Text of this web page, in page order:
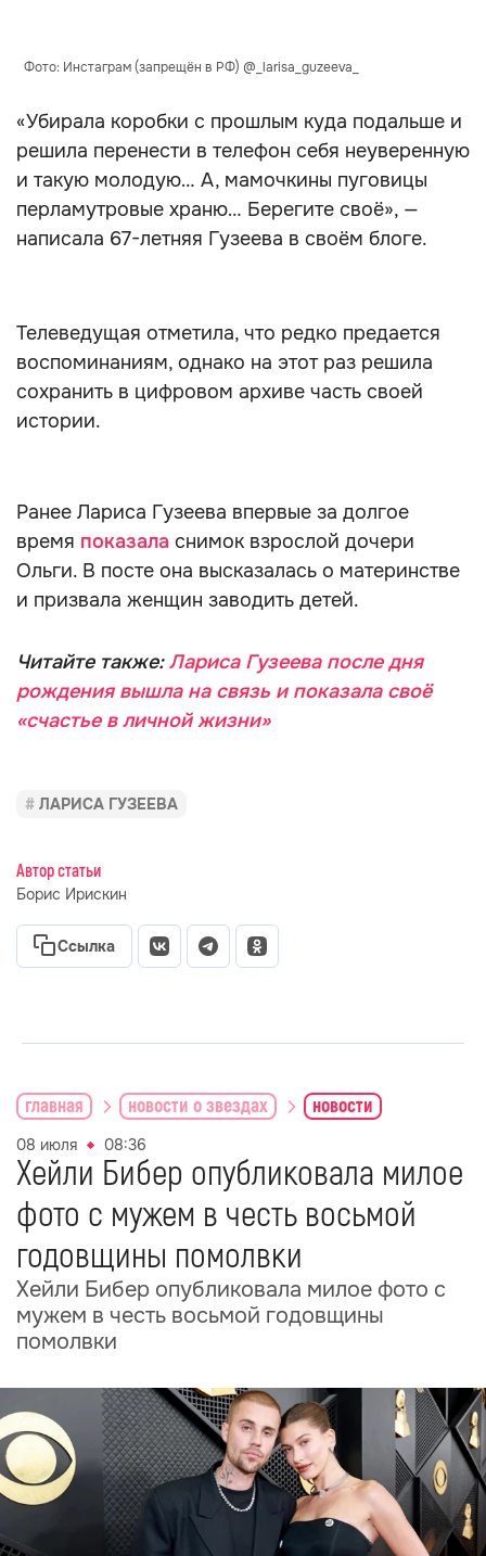
Фото: Инстаграм (запрещён в РФ) @_larisa_guzeeva_
«Убирала коробки с прошлым куда подальше и
решила перенести в телефон себя неуверенную
и такую молодую… А, мамочкины пуговицы
перламутровые храню… Берегите своё», —
написала 67-летняя Гузеева в своём блоге.
Телеведущая отметила, что редко предается
воспоминаниям, однако на этот раз решила
сохранить в цифровом архиве часть своей
истории.
Ранее Лариса Гузеева впервые за долгое
время показала снимок взрослой дочери
Ольги. В посте она высказалась о материнстве
и призвала женщин заводить детей.
Читайте также:Лариса Гузеева после дня
рождения вышла на связь и показала своё
«счастье в личной жизни»
ЛАРИСА ГУЗЕЕВА
Автор статьи
Борис Ирискин
Ссылка
главная новости о звездах новости
08 июля 08:36
Хейли Бибер опубликовала милое
фото с мужем в честь восьмой
годовщины помолвки
Хейли Бибер опубликовала милое фото с
мужем в честь восьмой годовщины
помолвки